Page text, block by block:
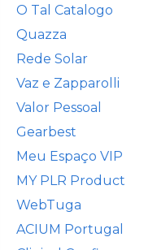
O Tal Catalogo
Quazza
Rede Solar
Vaz e Zapparolli
Valor Pessoal
Gearbest
Meu Espaço VIP
MY PLR Product
WebTuga
ACIUM Portugal